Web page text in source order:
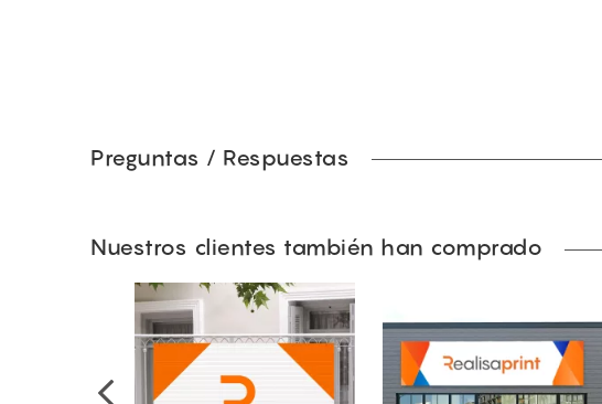
Preguntas / Respuestas
Nuestros clientes también han comprado